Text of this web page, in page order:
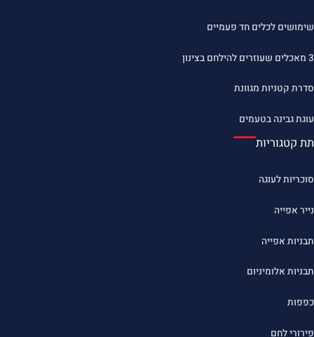
שימושים לכלים חד פעמיים
3 מאכלים שעוזרים להילחם בצינון
סדרת קטניות מגוונת
עוגת גבינה בטעמים
תת קטגוריות
סוכריות לעוגה
נייר אפייה
תבניות אפייה
תבניות אלומיניום
כפפות
פירורי לחם